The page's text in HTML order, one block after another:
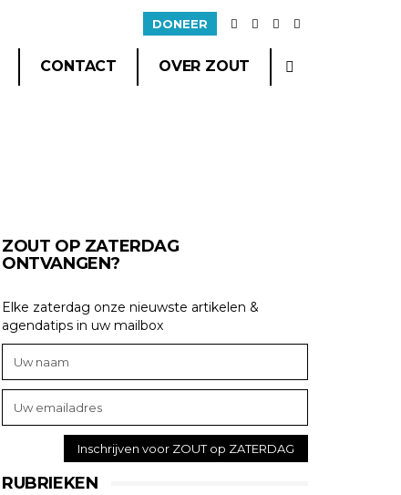
DONEER
CONTACT OVER ZOUT
ZOUT OP ZATERDAG
ONTVANGEN?
Elke zaterdag onze nieuwste artikelen &
agendatips in uw mailbox
RUBRIEKEN